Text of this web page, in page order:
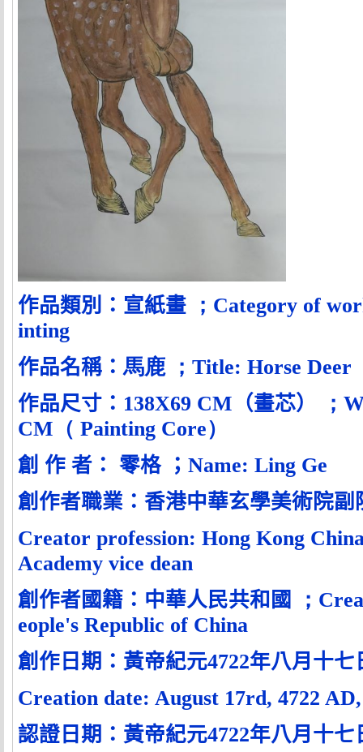
作品類別：宣紙畫 ； Category of
inting
作品名稱：馬鹿 ； Title: Horse Deer
作品尺寸： 138X69 CM （畫芯） ；
CM （ Painting Core）
創 作 者： 零格 ； Name: Ling Ge
創作者職業：香港中華玄學美術院副
Creator profession: Hong Kong
Academy vice dean
創作者國籍：中華人民共和國
；
eople's Republic of China
創作日期：黃帝紀元4722年八月十七
Creation date: August 17rd, 4722
認證日期：黃帝紀元4722年八月十七